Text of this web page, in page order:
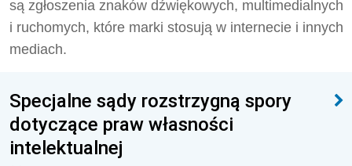
są zgłoszenia znaków dźwiękowych, multimedialnych
i ruchomych, które marki stosują w internecie i innych
mediach.
Specjalne sądy rozstrzygną spory
dotyczące praw własności
intelektualnej